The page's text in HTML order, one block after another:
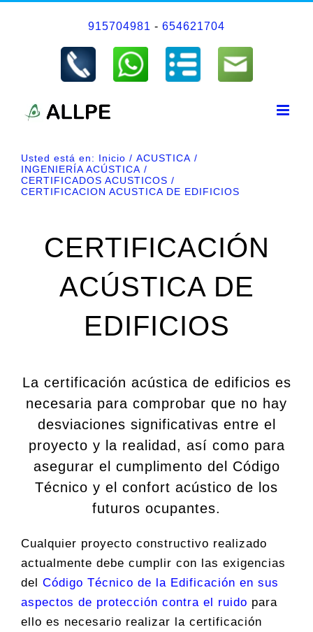
915704981 - 654621704
Usted está en: Inicio
ACUSTICA
INGENIERÍA ACÚSTICA
CERTIFICADOS ACUSTICOS
CERTIFICACION ACUSTICA DE EDIFICIOS
CERTIFICACIÓN
ACÚSTICA DE
EDIFICIOS
La certificación acústica de edificios es
necesaria para comprobar que no hay
desviaciones significativas entre el
proyecto y la realidad, así como para
asegurar el cumplimento del Código
Técnico y el confort acústico de los
futuros ocupantes.
Cualquier proyecto constructivo realizado
actualmente debe cumplir con las exigencias
del Código Técnico de la Edificación en sus
aspectos de protección contra el ruido para
ello es necesario realizar la certificación